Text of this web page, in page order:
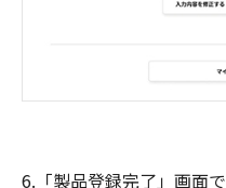
6.「製品登録完了」画面で